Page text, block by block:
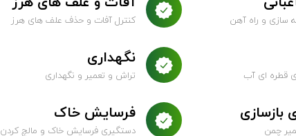
کنترل آفات و حذف علف های هرز سازی و راه آهن
نگهداری
تراش و تعمیر و نگهداری قطره ای آب
فرسایش خاک
دستگیری فرسایش خاک و مالچ کردن چمن